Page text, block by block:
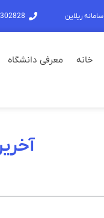
سامانه ریلاین
خانه معرفی دانشگاه